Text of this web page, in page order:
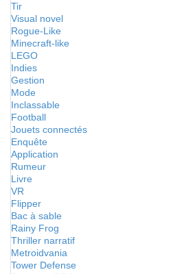
Tir
Visual novel
Rogue-Like
Minecraft-like
LEGO
Indies
Gestion
Mode
Inclassable
Football
Jouets connectés
Enquête
Application
Rumeur
Livre
VR
Flipper
Bac à sable
Rainy Frog
Thriller narratif
Metroidvania
Tower Defense